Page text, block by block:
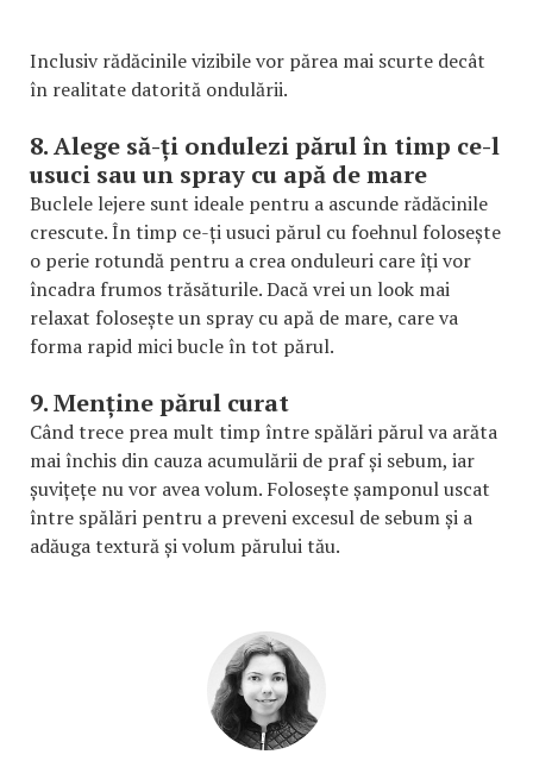
Inclusiv rădăcinile vizibile vor părea mai scurte decât
în realitate datorită ondulării.
8. Alege să-ți ondulezi părul în timp ce-l
usuci sau un spray cu apă de mare
Buclele lejere sunt ideale pentru a ascunde rădăcinile
crescute. În timp ce-ți usuci părul cu foehnul folosește
o perie rotundă pentru a crea onduleuri care îți vor
încadra frumos trăsăturile. Dacă vrei un look mai
relaxat folosește un spray cu apă de mare, care va
forma rapid mici bucle în tot părul.
9. Menține părul curat
Când trece prea mult timp între spălări părul va arăta
mai închis din cauza acumulării de praf și sebum, iar
șuvițețe nu vor avea volum. Folosește șamponul uscat
între spălări pentru a preveni excesul de sebum și a
adăuga textură și volum părului tău.